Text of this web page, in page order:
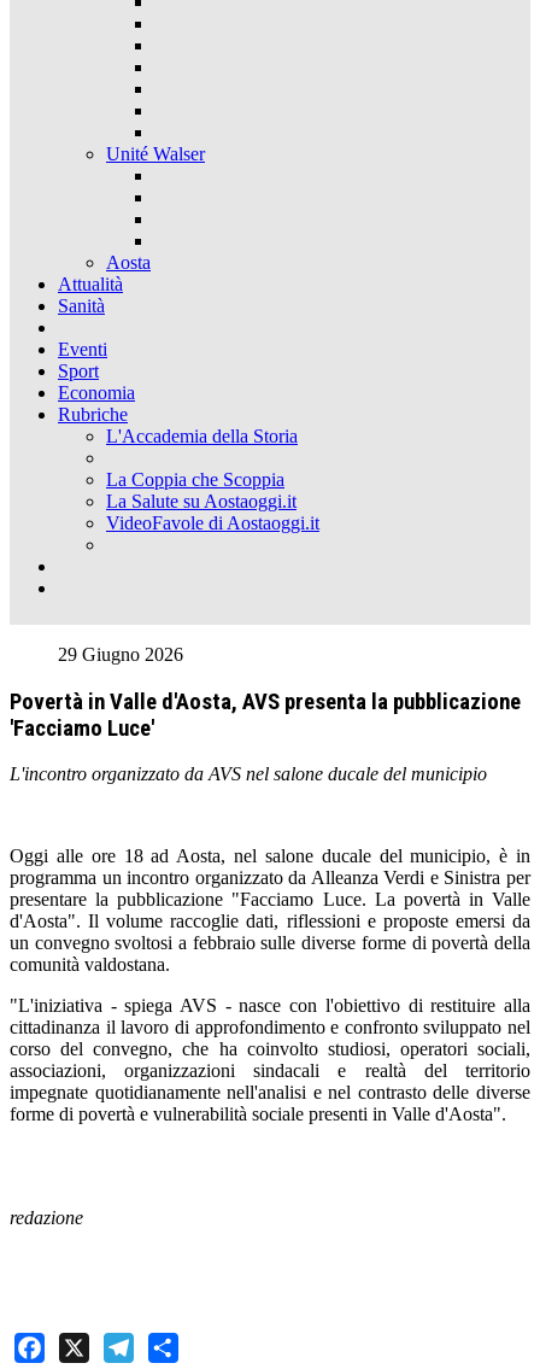
Unité Walser
Aosta
Attualità
Sanità
Eventi
Sport
Economia
Rubriche
L'Accademia della Storia
La Coppia che Scoppia
La Salute su Aostaoggi.it
VideoFavole di Aostaoggi.it
29 Giugno 2026
Povertà in Valle d'Aosta, AVS presenta la pubblicazione
'Facciamo Luce'
L'incontro organizzato da AVS nel salone ducale del municipio
Oggi alle ore 18 ad Aosta, nel salone ducale del municipio, è in
programma un incontro organizzato da Alleanza Verdi e Sinistra per
presentare la pubblicazione "Facciamo Luce. La povertà in Valle
d'Aosta". Il volume raccoglie dati, riflessioni e proposte emersi da
un convegno svoltosi a febbraio sulle diverse forme di povertà della
comunità valdostana.
"L'iniziativa - spiega AVS - nasce con l'obiettivo di restituire alla
cittadinanza il lavoro di approfondimento e confronto sviluppato nel
corso del convegno, che ha coinvolto studiosi, operatori sociali,
associazioni, organizzazioni sindacali e realtà del territorio
impegnate quotidianamente nell'analisi e nel contrasto delle diverse
forme di povertà e vulnerabilità sociale presenti in Valle d'Aosta".
redazione